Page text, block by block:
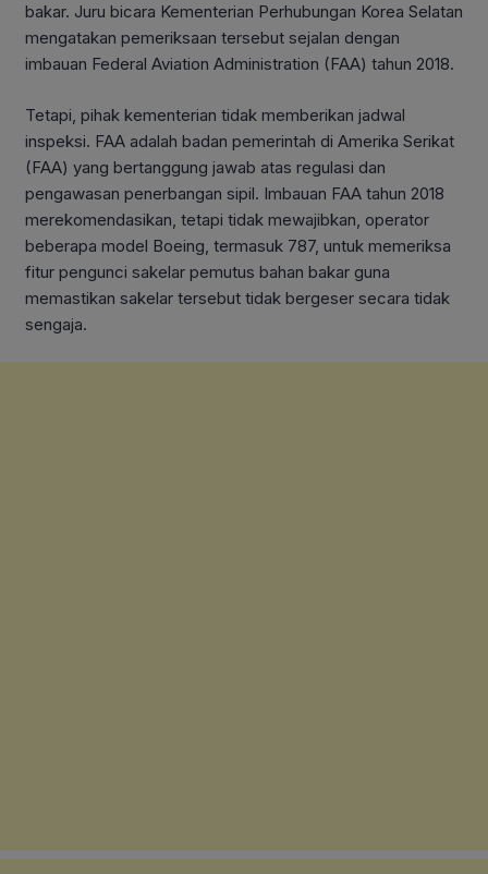
bakar. Juru bicara Kementerian Perhubungan Korea Selatan
mengatakan pemeriksaan tersebut sejalan dengan
imbauan Federal Aviation Administration (FAA) tahun 2018.
Tetapi, pihak kementerian tidak memberikan jadwal
inspeksi. FAA adalah badan pemerintah di Amerika Serikat
(FAA) yang bertanggung jawab atas regulasi dan
pengawasan penerbangan sipil. Imbauan FAA tahun 2018
merekomendasikan, tetapi tidak mewajibkan, operator
beberapa model Boeing, termasuk 787, untuk memeriksa
fitur pengunci sakelar pemutus bahan bakar guna
memastikan sakelar tersebut tidak bergeser secara tidak
sengaja.